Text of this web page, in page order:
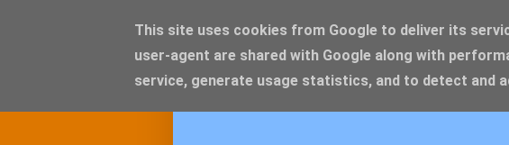
JEMELIK
This site uses cookies from Google to deliver its
user-agent are shared with Google along with
service, generate usage statistics, and to detect and